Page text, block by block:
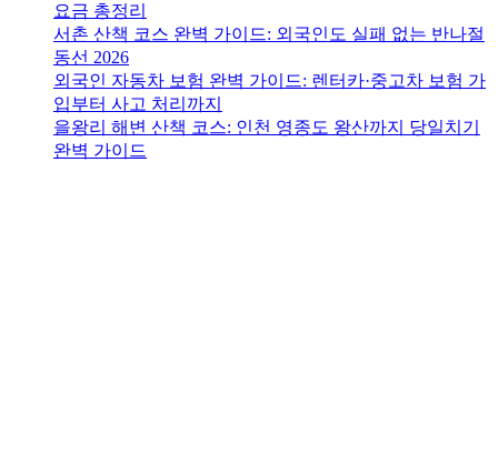
요금 총정리
서촌 산책 코스 완벽 가이드: 외국인도 실패 없는 반나절
동선 2026
외국인 자동차 보험 완벽 가이드: 렌터카·중고차 보험 가
입부터 사고 처리까지
을왕리 해변 산책 코스: 인천 영종도 왕산까지 당일치기
완벽 가이드